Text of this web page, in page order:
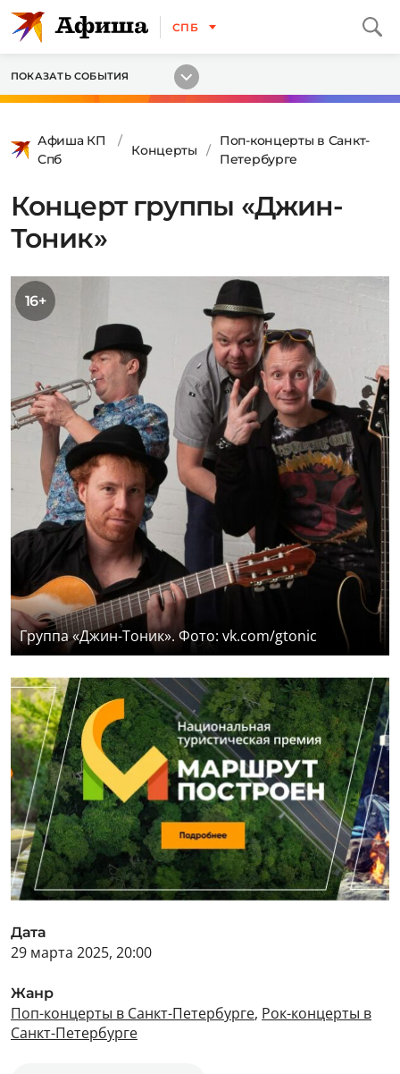
СПБ
ПОКАЗАТЬ СОБЫТИЯ
Афиша КП
Спб
Концерты
Поп-концерты в Санкт-
Петербурге
Концерт группы «Джин-
Тоник»
16+
Группа «Джин-Тоник». Фото: vk.com/gtonic
Дата
29 марта 2025, 20:00
Жанр
Поп-концерты в Санкт-Петербурге, Рок-концерты в
Санкт-Петербурге